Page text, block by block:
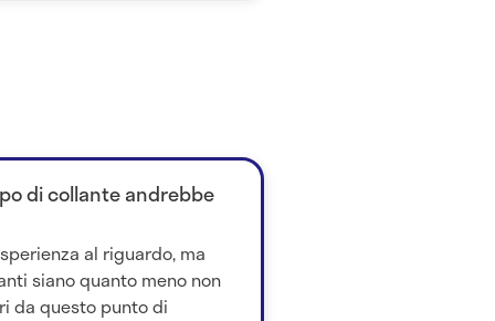
di collante andrebbe
al riguardo, ma
siano quanto meno non
da questo punto di